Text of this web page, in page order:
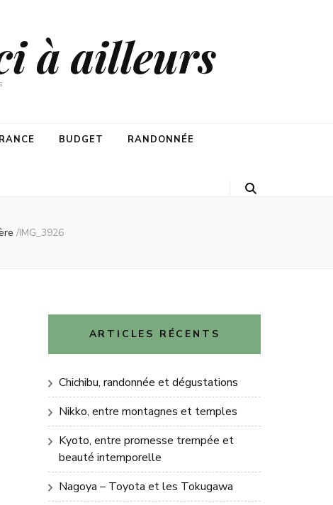
à ailleurs
BUDGET
RANDONNÉE
/IMG_3926
ARTICLES RÉCENTS
Chichibu, randonnée et dégustations
Nikko, entre montagnes et temples
Kyoto, entre promesse trempée et
beauté intemporelle
Nagoya – Toyota et les Tokugawa